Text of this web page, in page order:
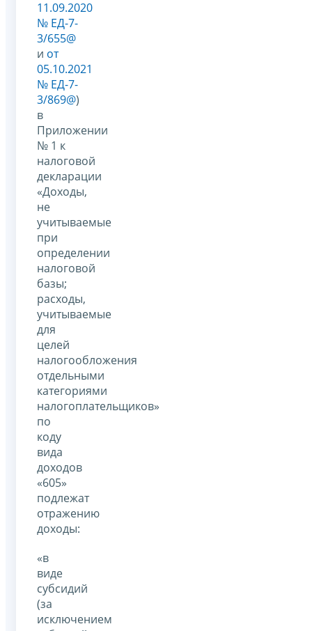
11.09.2020
№ ЕД-7-
3/655@
и от
05.10.2021
№ ЕД-7-
3/869@)
в
Приложении
№ 1 к
налоговой
декларации
«Доходы,
не
учитываемые
при
определении
налоговой
базы;
расходы,
учитываемые
для
целей
налогообложения
отдельными
категориями
налогоплательщиков»
по
коду
вида
доходов
«605»
подлежат
отражению
доходы:
«в
виде
субсидий
(за
исключением